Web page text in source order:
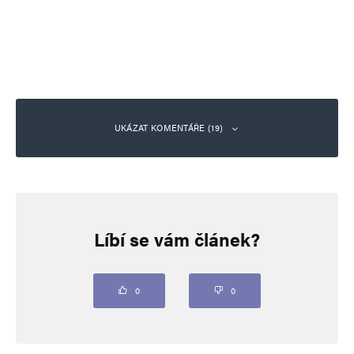
UKÁZAT KOMENTÁŘE (19)
30. 6. 2025 (7:33)
Líbí se vám článek?
0 0